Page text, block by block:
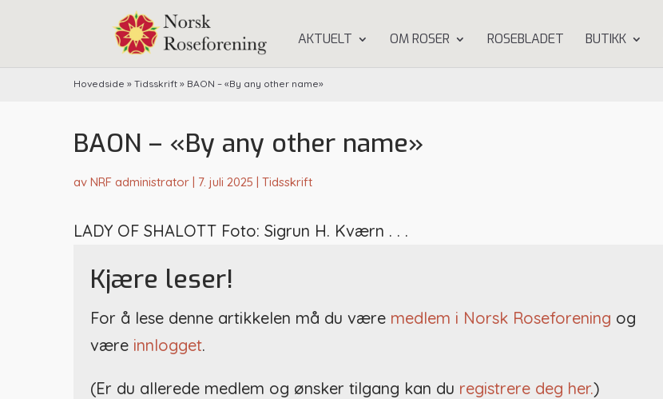
AKTUELT OM ROSER ROSEBLADET BUTIKK
Hovedside » Tidsskrift » BAON – «By any other name»
BAON – «By any other name»
av NRF administrator | 7. juli 2025 | Tidsskrift
LADY OF SHALOTT Foto: Sigrun H. Kværn . . .
Kjære leser!
For å lese denne artikkelen må du være medlem i Norsk Roseforening og
være innlogget.
(Er du allerede medlem og ønsker tilgang kan du registrere deg her.)